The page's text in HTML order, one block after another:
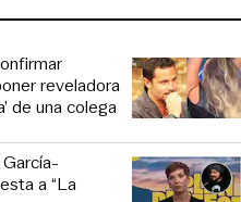
reveladora
de una colega
García-
a “La